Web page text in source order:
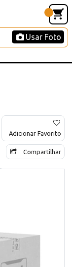
Usar Foto
Adicionar Favorito
Compartilhar